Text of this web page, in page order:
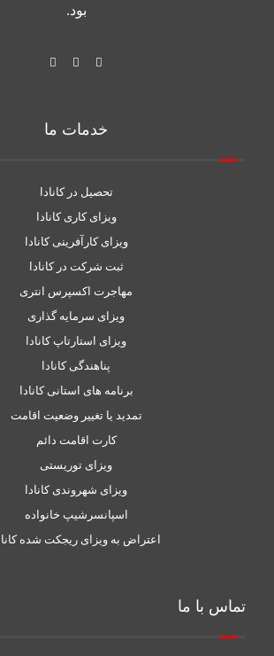
بود.
خدمات ما
تحصیل در کانادا
ویزای کاری کانادا
ویزای کارآفرینی کانادا
ثبت شرکت در کانادا
مهاجرت اکسپرس انتری
ویزای سرمایه گذاری
ویزای استارتاپ کانادا
پناهندگی کانادا
برنامه های استانی کانادا
تمدید یا تغییر وضعیت اقامت
کارت اقامت دائم
ویزای توریستی
ویزای شهروندی کانادا
اسپانسرشیپ خانواده
اعتراض به ویزای ریجکت شده
تماس با ما